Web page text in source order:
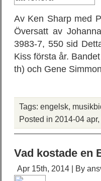
Av Ken Sharp med
Översatt av
3983-7, 550 sid
Kiss första år.
th) och Gene
Tags: engelsk,
Posted in 2014-04 apr,
Vad kostade en
Apr 15th, 2014 | By